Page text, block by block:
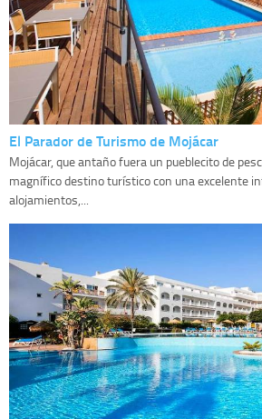
El Parador de Turismo de Mojácar
Mojácar, que antaño fuera un pueblecito de
magnífico destino turístico con una excelente
alojamientos,...